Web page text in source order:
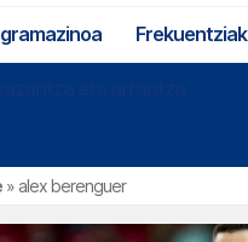
Frekuentziak
» alex berenguer